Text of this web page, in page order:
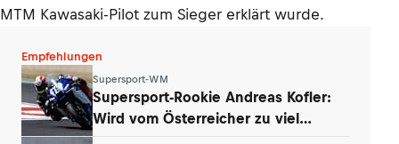
MTM Kawasaki-Pilot zum Sieger erklärt wurde.
Empfehlungen
Supersport-WM
Supersport-Rookie Andreas Kofler:
Wird vom Österreicher zu viel